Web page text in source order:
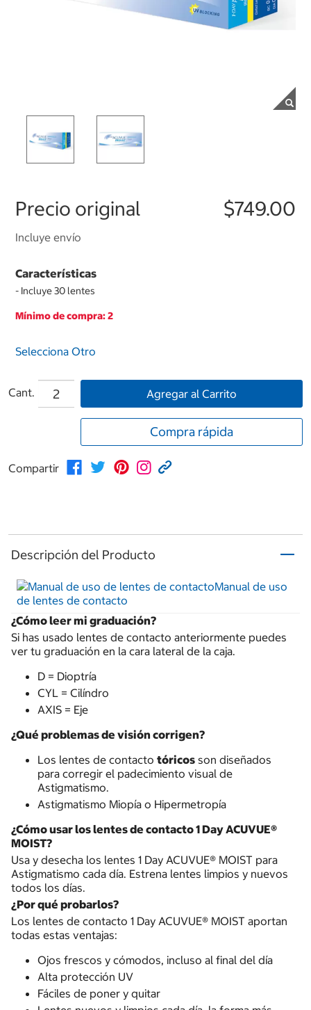
Precio original $749.00
Incluye envío
Características
- Incluye 30 lentes
Mínimo de compra: 2
Selecciona Otro
Cant. Agregar al Carrito
Compra rápida
Compartir
Descripción del Producto
Manual de uso
de lentes de contacto
¿Cómo leer mi graduación?
Si has usado lentes de contacto anteriormente puedes
ver tu graduación en la cara lateral de la caja.
D = Dioptría
CYL = Cilíndro
AXIS = Eje
¿Qué problemas de visión corrigen?
Los lentes de contacto tóricosson diseñados
para corregir el padecimiento visual de
Astigmatismo.
Astigmatismo Miopía o Hipermetropía
¿Cómo usar los lentes de contacto 1 Day ACUVUE®
MOIST?
Usa y desecha los lentes 1 Day ACUVUE® MOIST para
Astigmatismo cada día. Estrena lentes limpios y nuevos
todos los días.
¿Por qué probarlos?
Los lentes de contacto 1 Day ACUVUE® MOIST aportan
todas estas ventajas:
Ojos frescos y cómodos, incluso al final del día
Alta protección UV
Fáciles de poner y quitar